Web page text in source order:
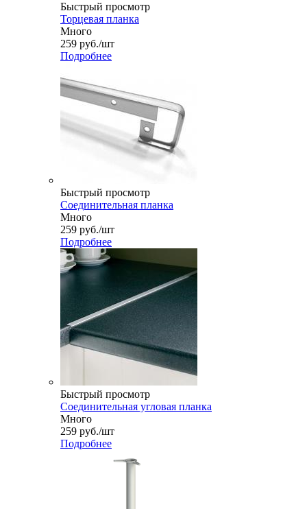
Быстрый просмотр
Торцевая планка
Много
259 руб./шт
Подробнее
Быстрый просмотр
Соединительная планка
Много
259 руб./шт
Подробнее
Быстрый просмотр
Соединительная угловая планка
Много
259 руб./шт
Подробнее